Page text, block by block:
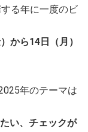
る年に一度のビ
から14日（月）
年のテーマは
い、チェックが